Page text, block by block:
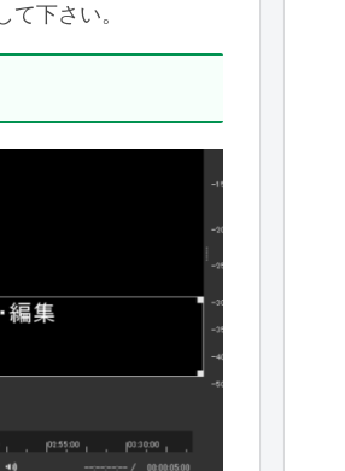
て下さい。